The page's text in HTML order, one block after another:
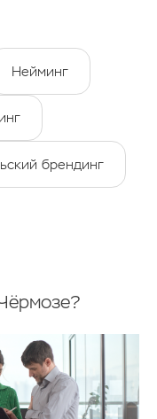
Нейминг
брендинг